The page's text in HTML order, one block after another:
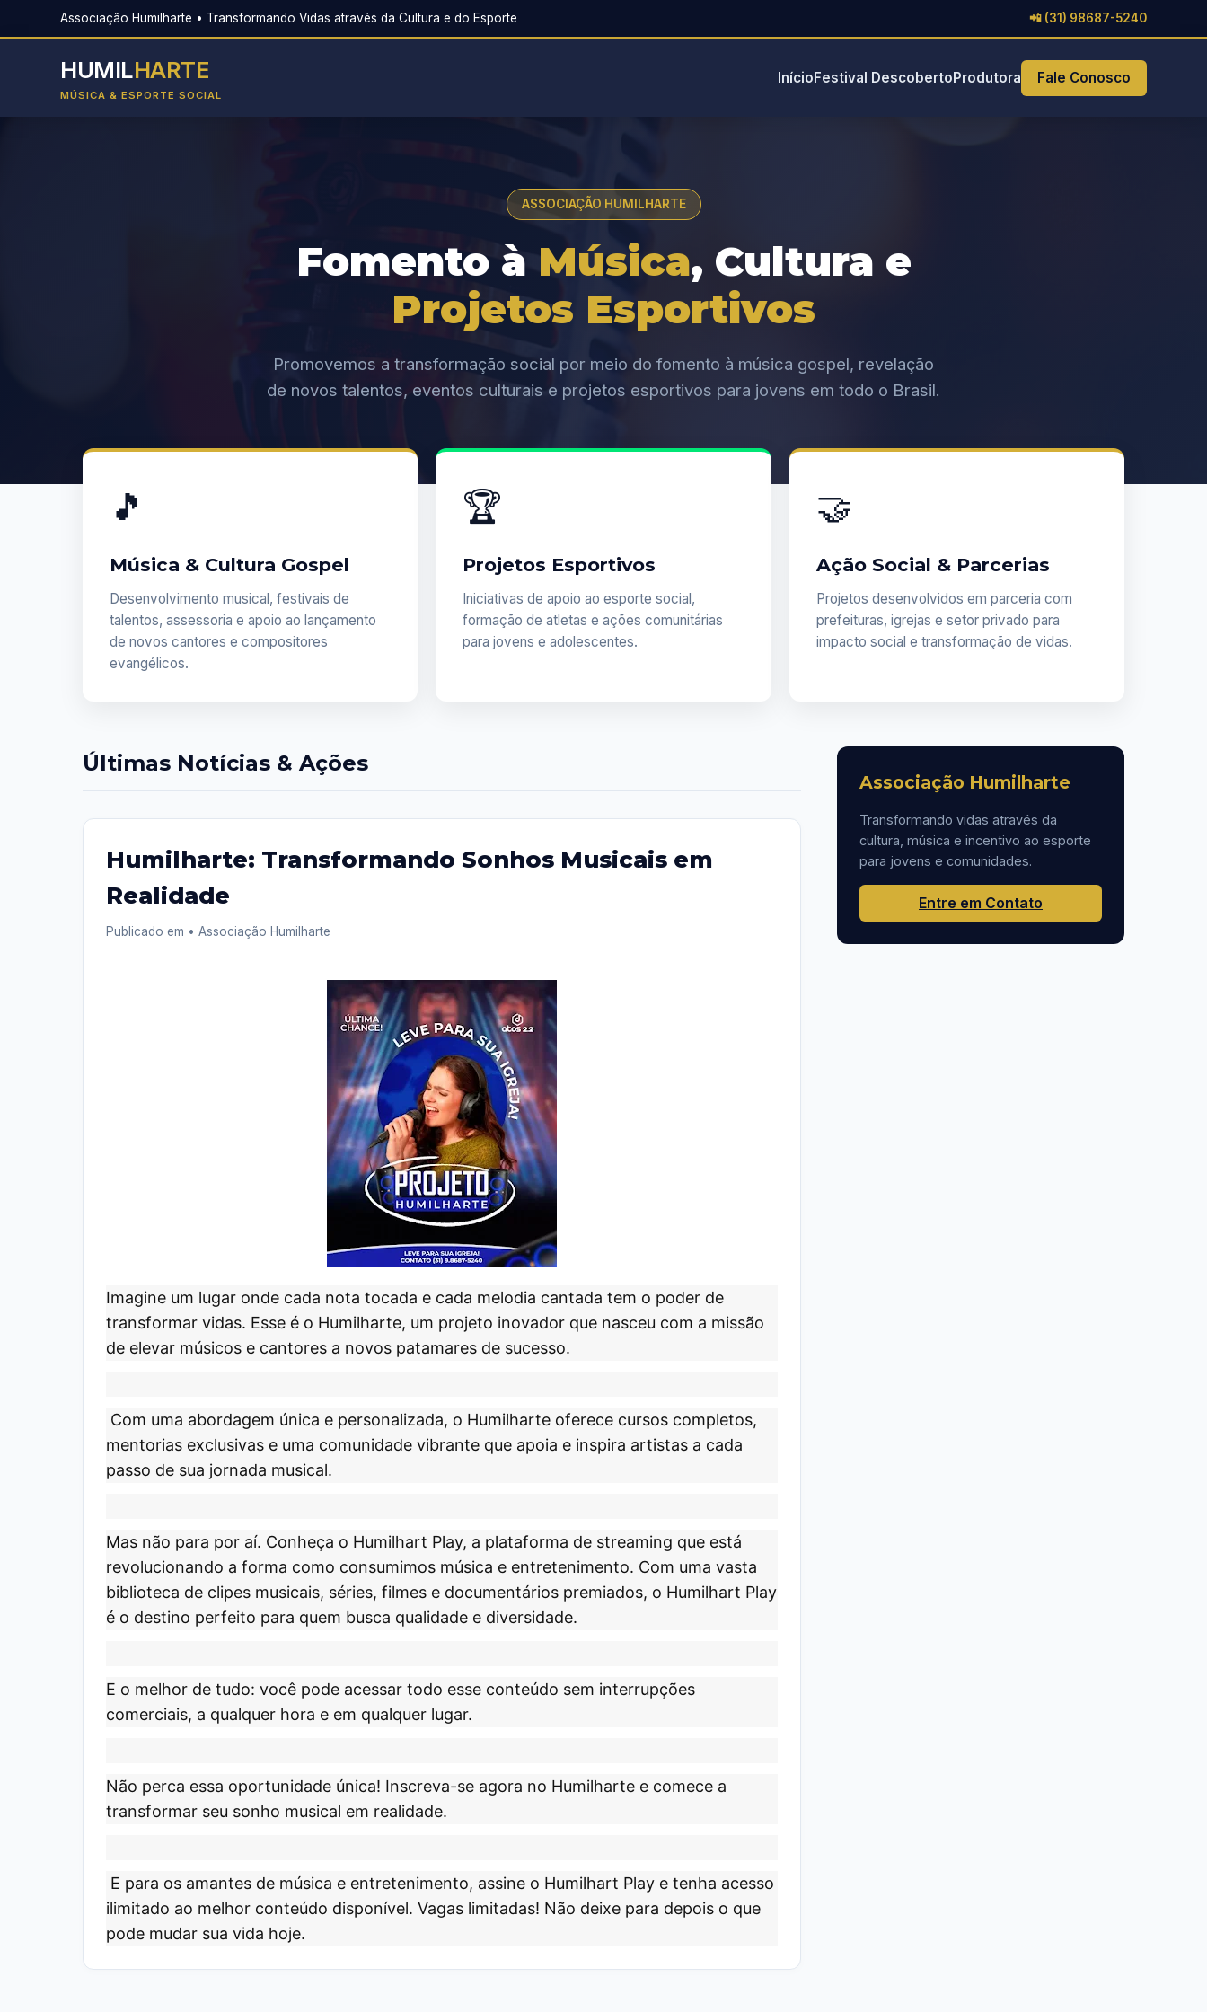
Associação Humilharte • Transformando Vidas através da Cultura e do Esporte 📲 (31) 98687-5240
HUMILHARTE
MÚSICA & ESPORTE SOCIAL
InícioFestival DescobertoProdutora Fale Conosco
ASSOCIAÇÃO HUMILHARTE
Fomento à Música, Cultura e
Projetos Esportivos
Promovemos a transformação social por meio do fomento à música gospel, revelação
de novos talentos, eventos culturais e projetos esportivos para jovens em todo o Brasil.
🎵
Música & Cultura Gospel
Desenvolvimento musical, festivais de
talentos, assessoria e apoio ao lançamento
de novos cantores e compositores
evangélicos.
🏆
Projetos Esportivos
Iniciativas de apoio ao esporte social,
formação de atletas e ações comunitárias
para jovens e adolescentes.
🤝
Ação Social & Parcerias
Projetos desenvolvidos em parceria com
prefeituras, igrejas e setor privado para
impacto social e transformação de vidas.
Últimas Notícias & Ações
Humilharte: Transformando Sonhos Musicais em
Realidade
Publicado em • Associação Humilharte
Imagine um lugar onde cada nota tocada e cada melodia cantada tem o poder de
transformar vidas. Esse é o Humilharte, um projeto inovador que nasceu com a missão
de elevar músicos e cantores a novos patamares de sucesso.
Com uma abordagem única e personalizada, o Humilharte oferece cursos completos,
mentorias exclusivas e uma comunidade vibrante que apoia e inspira artistas a cada
passo de sua jornada musical.
Mas não para por aí. Conheça o Humilhart Play, a plataforma de streaming que está
revolucionando a forma como consumimos música e entretenimento. Com uma vasta
biblioteca de clipes musicais, séries, filmes e documentários premiados, o Humilhart Play
é o destino perfeito para quem busca qualidade e diversidade.
E o melhor de tudo: você pode acessar todo esse conteúdo sem interrupções
comerciais, a qualquer hora e em qualquer lugar.
Não perca essa oportunidade única! Inscreva-se agora no Humilharte e comece a
transformar seu sonho musical em realidade.
E para os amantes de música e entretenimento, assine o Humilhart Play e tenha acesso
ilimitado ao melhor conteúdo disponível. Vagas limitadas! Não deixe para depois o que
pode mudar sua vida hoje.
Associação Humilharte
Transformando vidas através da
cultura, música e incentivo ao esporte
para jovens e comunidades.
Entre em Contato